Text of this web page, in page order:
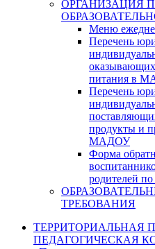
ОРГАНИЗАЦИЯ
Меню
Перечень
питания в
Перечень
продукты и
МАДОУ
Форма
родителей
ТРЕБОВАНИЯ
ТЕРРИТОРИАЛЬНАЯ
ПЕДАГОГИЧЕСКАЯ